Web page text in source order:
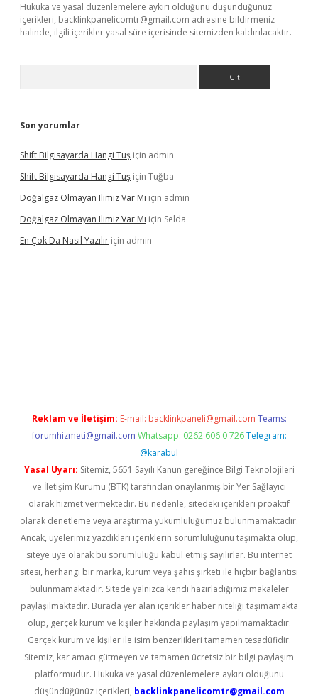
Hukuka ve yasal düzenlemelere aykırı olduğunu düşündüğünüz
içerikleri, backlinkpanelicomtr@gmail.com adresine bildirmeniz
halinde, ilgili içerikler yasal süre içerisinde sitemizden kaldırılacaktır.
Son yorumlar
Shift Bilgisayarda Hangi Tuş için admin
Shift Bilgisayarda Hangi Tuş için Tuğba
Doğalgaz Olmayan Ilimiz Var Mı için admin
Doğalgaz Olmayan Ilimiz Var Mı için Selda
En Çok Da Nasıl Yazılır için admin
Reklam ve İletişim: E-mail: backlinkpaneli@gmail.com Teams:
forumhizmeti@gmail.com Whatsapp: 0262 606 0 726 Telegram:
@karabul
Yasal Uyarı: Sitemiz, 5651 Sayılı Kanun gereğince Bilgi Teknolojileri
ve İletişim Kurumu (BTK) tarafından onaylanmış bir Yer Sağlayıcı
olarak hizmet vermektedir. Bu nedenle, sitedeki içerikleri proaktif
olarak denetleme veya araştırma yükümlülüğümüz bulunmamaktadır.
Ancak, üyelerimiz yazdıkları içeriklerin sorumluluğunu taşımakta olup,
siteye üye olarak bu sorumluluğu kabul etmiş sayılırlar. Bu internet
sitesi, herhangi bir marka, kurum veya şahıs şirketi ile hiçbir bağlantısı
bulunmamaktadır. Sitede yalnızca kendi hazırladığımız makaleler
paylaşılmaktadır. Burada yer alan içerikler haber niteliği taşımamakta
olup, gerçek kurum ve kişiler hakkında paylaşım yapılmamaktadır.
Gerçek kurum ve kişiler ile isim benzerlikleri tamamen tesadüfidir.
Sitemiz, kar amacı gütmeyen ve tamamen ücretsiz bir bilgi paylaşım
platformudur. Hukuka ve yasal düzenlemelere aykırı olduğunu
düşündüğünüz içerikleri, backlinkpanelicomtr@gmail.com